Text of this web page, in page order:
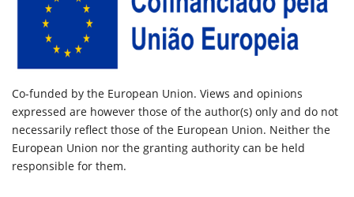
Co-funded by the European Union. Views and opinions
expressed are however those of the author(s) only and do not
necessarily reflect those of the European Union. Neither the
European Union nor the granting authority can be held
responsible for them.